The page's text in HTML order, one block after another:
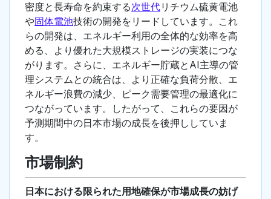
密度と長寿命を約束する次世代リチウム硫黄電池
や固体電池技術の開発をリードしています。これ
らの開発は、エネルギー利用の全体的な効率を高
める、より優れた大規模ストレージの実装につな
がります。さらに、エネルギー貯蔵とAI主導の管
理システムとの統合は、より正確な負荷分散、エ
ネルギー浪費の減少、ピーク需要管理の最適化に
つながっています。したがって、これらの要因が
予測期間中の日本市場の成長を後押ししていま
す。
市場制約
日本における限られた用地確保が市場成長の妨げ